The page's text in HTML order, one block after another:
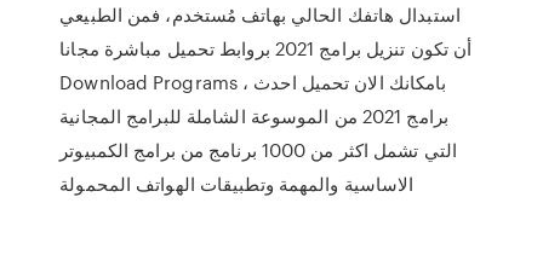
استبدال هاتفك الحالي بهاتف مُستخدم، فمن الطبيعي
أن تكون تنزيل برامج 2021 بروابط تحميل مباشرة مجانا
Download Programs ، بامكانك الان تحميل احدث
برامج 2021 من الموسوعة الشاملة للبرامج المجانية
التي تشمل اكثر من 1000 برنامج من برامج الكمبيوتر
الاساسية والمهمة وتطبيقات الهواتف المحمولة